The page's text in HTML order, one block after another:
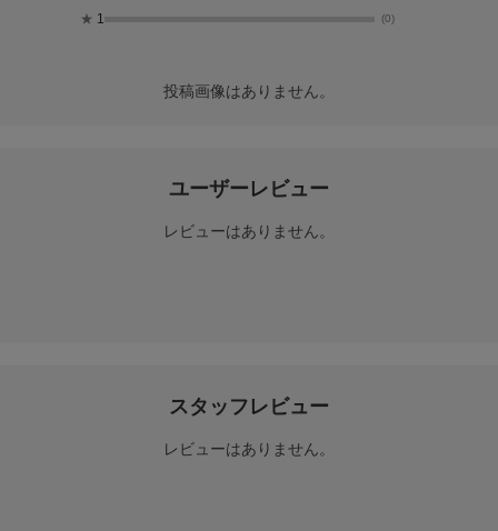
★ 1 (0)
投稿画像はありません。
ユーザーレビュー
レビューはありません。
スタッフレビュー
レビューはありません。